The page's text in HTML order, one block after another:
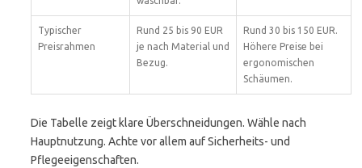
Typischer
Preisrahmen
Rund 25 bis 90 EUR
je nach Material und
Bezug.
Rund 30 bis 150 EUR.
Höhere Preise bei
ergonomischen
Schäumen.
Die Tabelle zeigt klare Überschneidungen. Wähle nach
Hauptnutzung. Achte vor allem auf Sicherheits- und
Pflegeeigenschaften.